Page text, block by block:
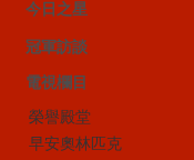
今日之星
冠軍訪談
電視欄目
榮譽殿堂
早安奧林匹克